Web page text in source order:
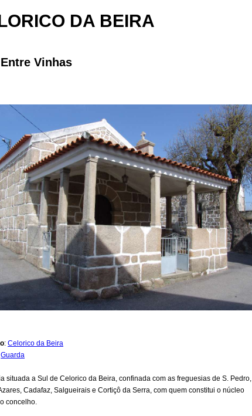
DA BEIRA
Vinhas
: Celorico da Beira
Guarda
situada a Sul de Celorico da Beira, confinada com as freguesias de S. Pedro,
Cadafaz, Salgueirais e Cortiçô da Serra, com quem constitui o núcleo
concelho.